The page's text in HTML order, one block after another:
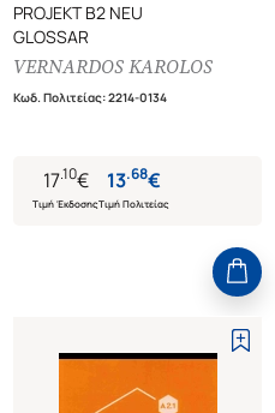
PROJEKT B2 NEU
GLOSSAR
VERNARDOS KAROLOS
Κωδ. Πολιτείας:2214-0134
17.10€
Τιμή Έκδοσης
13.68€
Τιμή Πολιτείας